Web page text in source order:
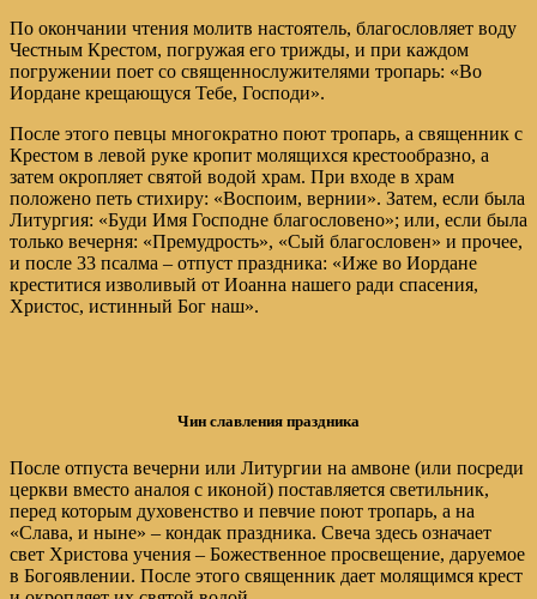
По окончании чтения молитв настоятель, благословляет воду
Честным Крестом, погружая его трижды, и при каждом
погружении поет со священнослужителями тропарь: «Во
Иордане крещающуся Тебе, Господи».
После этого певцы многократно поют тропарь, а священник с
Крестом в левой руке кропит молящихся крестообразно, а
затем окропляет святой водой храм. При входе в храм
положено петь стихиру: «Воспоим, вернии». Затем, если была
Литургия: «Буди Имя Господне благословено»; или, если была
только вечерня: «Премудрость», «Сый благословен» и прочее,
и после 33 псалма – отпуст праздника: «Иже во Иордане
креститися изволивый от Иоанна нашего ради спасения,
Христос, истинный Бог наш».
Чин славления праздника
После отпуста вечерни или Литургии на амвоне (или посреди
церкви вместо аналоя с иконой) поставляется светильник,
перед которым духовенство и певчие поют тропарь, а на
«Слава, и ныне» – кондак праздника. Свеча здесь означает
свет Христова учения – Божественное просвещение, даруемое
в Богоявлении. После этого священник дает молящимся крест